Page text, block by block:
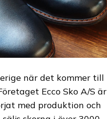
när det kommer till
Ecco Sko A/S är
med produktion och